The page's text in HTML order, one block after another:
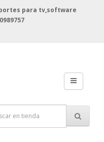
para tv,software